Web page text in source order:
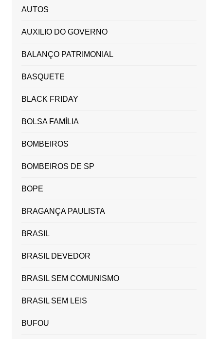
AUTOS
AUXILIO DO GOVERNO
BALANÇO PATRIMONIAL
BASQUETE
BLACK FRIDAY
BOLSA FAMÍLIA
BOMBEIROS
BOMBEIROS DE SP
BOPE
BRAGANÇA PAULISTA
BRASIL
BRASIL DEVEDOR
BRASIL SEM COMUNISMO
BRASIL SEM LEIS
BUFOU